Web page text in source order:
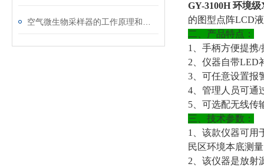
GY-3100H 环境
的图型点阵LCD
二、产品特点：
1、手柄方便提携
2、仪器自带LED
3、可任意设置报
4、管理人员可通
5、可选配无线传
三、技术参数：
1、该款仪器可用
民区环境本底测
2、该仪器是放射